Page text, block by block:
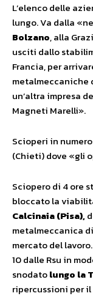
L’elenco delle
lungo. Va dalla
Bolzano, alla
usciti dallo
Francia, per
metalmeccaniche
un’altra impresa
Magneti Marelli».
Scioperi in
(Chieti) dove «gli
Sciopero di 4 ore
bloccato la
Calcinaia (Pisa),
metalmeccanica di
mercato del
10 dalle Rsu in
snodatolungo la
ripercussioni per